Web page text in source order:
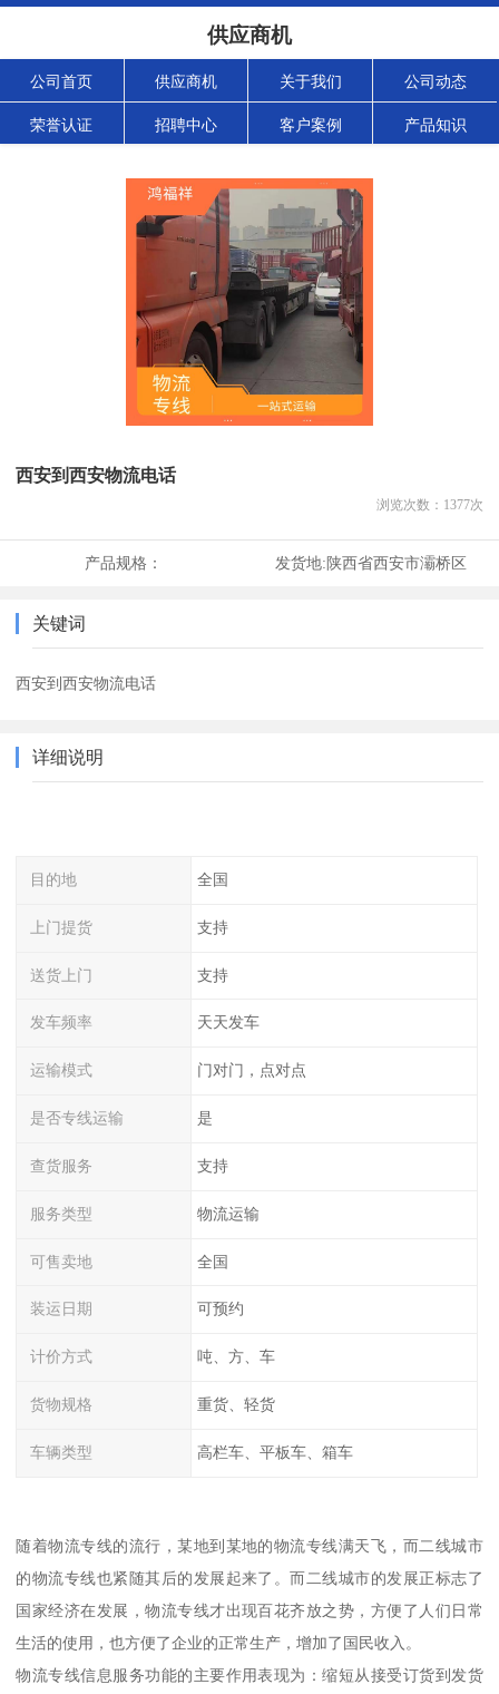
供应商机
公司首页 供应商机 关于我们 公司动态
荣誉认证 招聘中心 客户案例 产品知识
西安到西安物流电话
浏览次数： 1377次
产品规格： 发货地:陕西省西安市灞桥区
关键词
西安到西安物流电话
详细说明
目的地 全国
上门提货 支持
送货上门 支持
发车频率 天天发车
运输模式 门对门，点对点
是否专线运输 是
查货服务 支持
服务类型 物流运输
可售卖地 全国
装运日期 可预约
计价方式 吨、方、车
货物规格 重货、轻货
车辆类型 高栏车、平板车、箱车
随着物流专线的流行，某地到某地的物流专线满天飞，而二线城市
的物流专线也紧随其后的发展起来了。而二线城市的发展正标志了
国家经济在发展，物流专线才出现百花齐放之势，方便了人们日常
生活的使用，也方便了企业的正常生产，增加了国民收入。
物流专线信息服务功能的主要作用表现为：缩短从接受订货到发货